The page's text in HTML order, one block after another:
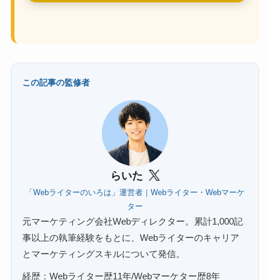
この記事の監修者
らいた
「Webライターのいろは」運営者｜Webライター・Webマーケ
ター
元マーケティング会社Webディレクター。累計1,000記
事以上の執筆経験をもとに、Webライターのキャリア
とマーケティングスキルについて発信。
経歴：Webライター歴11年/Webマーケター歴8年